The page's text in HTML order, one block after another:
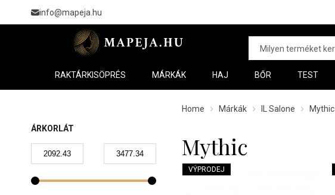
info@mapeja.hu
RAKTÁRKISÖPRÉS MÁRKÁK HAJ BŐR TEST
ÁRKORLÁT
Home Márkák IL Salone Mythic
Mythic
VÝPRODEJ